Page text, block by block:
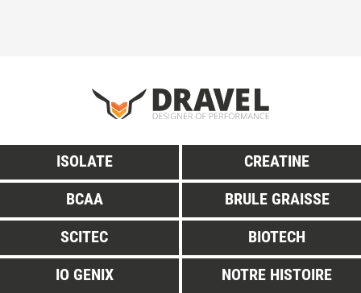
ISOLATE
CREATINE
BCAA
BRULE GRAISSE
SCITEC
BIOTECH
IO GENIX
NOTRE HISTOIRE